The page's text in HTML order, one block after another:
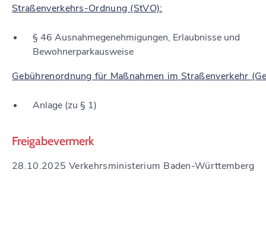
Straßenverkehrs-Ordnung (StVO):
§ 46 Ausnahmegenehmigungen, Erlaubnisse und
Bewohnerparkausweise
Gebührenordnung für Maßnahmen im Straßenverkehr
Anlage (zu § 1)
Freigabevermerk
28.10.2025 Verkehrsministerium Baden-Württemberg